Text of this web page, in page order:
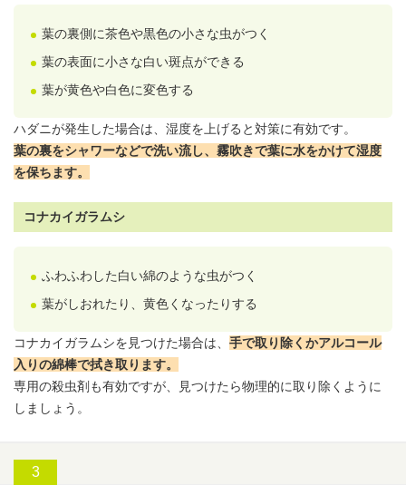
葉の裏側に茶色や黒色の小さな虫がつく
葉の表面に小さな白い斑点ができる
葉が黄色や白色に変色する
ハダニが発生した場合は、湿度を上げると対策に有効です。
葉の裏をシャワーなどで洗い流し、霧吹きで葉に水をかけて湿度
を保ちます。
コナカイガラムシ
ふわふわした白い綿のような虫がつく
葉がしおれたり、黄色くなったりする
コナカイガラムシを見つけた場合は、 手で取り除くかアルコール
入りの綿棒で拭き取ります。
専用の殺虫剤も有効ですが、見つけたら物理的に取り除くように
しましょう。